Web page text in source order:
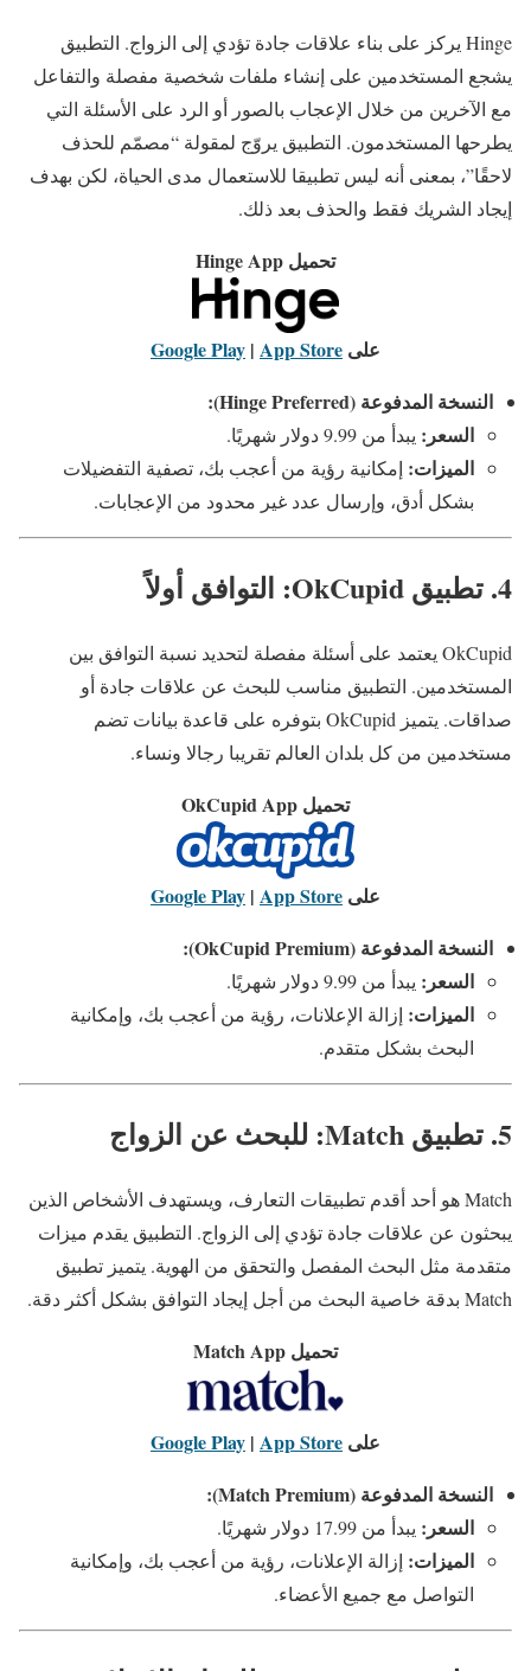
Hinge يركز على بناء علاقات جادة تؤدي إلى الزواج. التطبيق
يشجع المستخدمين على إنشاء ملفات شخصية مفصلة والتفاعل
مع الآخرين من خلال الإعجاب بالصور أو الرد على الأسئلة التي
يطرحها المستخدمون. التطبيق يروّج لمقولة “مصمّم للحذف
لاحقًا”، بمعنى أنه ليس تطبيقا للاستعمال مدى الحياة، لكن بهدف
إيجاد الشريك فقط والحذف بعد ذلك.
تحميل Hinge App
على Google Play | App Store
النسخة المدفوعة (Hinge Preferred):
السعر: يبدأ من 9.99 دولار شهريًا.
الميزات: إمكانية رؤية من أعجب بك، تصفية التفضيلات
بشكل أدق، وإرسال عدد غير محدود من الإعجابات.
4. تطبيق OkCupid: التوافق أولاً
OkCupid يعتمد على أسئلة مفصلة لتحديد نسبة التوافق بين
المستخدمين. التطبيق مناسب للبحث عن علاقات جادة أو
صداقات. يتميز OkCupid بتوفره على قاعدة بيانات تضم
مستخدمين من كل بلدان العالم تقريبا رجالا ونساء.
تحميل OkCupid App
على Google Play | App Store
النسخة المدفوعة (OkCupid Premium):
السعر: يبدأ من 9.99 دولار شهريًا.
الميزات: إزالة الإعلانات، رؤية من أعجب بك، وإمكانية
البحث بشكل متقدم.
5. تطبيق Match: للبحث عن الزواج
Match هو أحد أقدم تطبيقات التعارف، ويستهدف الأشخاص الذين
يبحثون عن علاقات جادة تؤدي إلى الزواج. التطبيق يقدم ميزات
متقدمة مثل البحث المفصل والتحقق من الهوية. يتميز تطبيق
Match بدقة خاصية البحث من أجل إيجاد التوافق بشكل أكثر دقة.
تحميل Match App
على Google Play | App Store
النسخة المدفوعة (Match Premium):
السعر: يبدأ من 17.99 دولار شهريًا.
الميزات: إزالة الإعلانات، رؤية من أعجب بك، وإمكانية
التواصل مع جميع الأعضاء.